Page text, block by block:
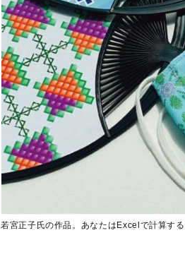
若宮正子氏の作品。あなたはExcelで計算す